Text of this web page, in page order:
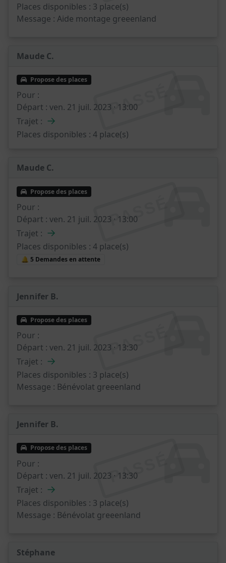
Places disponibles : 3 place(s)
Message : Aide montage greeenland
Maude C.
PASSÉ
Propose des places
Pour :
Départ : ven. 21 juil. 2023 · 13:00
Trajet : →
Places disponibles : 4 place(s)
Maude C.
PASSÉ
Propose des places
Pour :
Départ : ven. 21 juil. 2023 · 13:00
Trajet : →
Places disponibles : 4 place(s)
🔔 5 Demandes en attente
Jennifer B.
PASSÉ
Propose des places
Pour :
Départ : ven. 21 juil. 2023 · 13:30
Trajet : →
Places disponibles : 3 place(s)
Message : Bénévolat greeenland
Jennifer B.
PASSÉ
Propose des places
Pour :
Départ : ven. 21 juil. 2023 · 13:30
Trajet : →
Places disponibles : 3 place(s)
Message : Bénévolat greeenland
Stéphane